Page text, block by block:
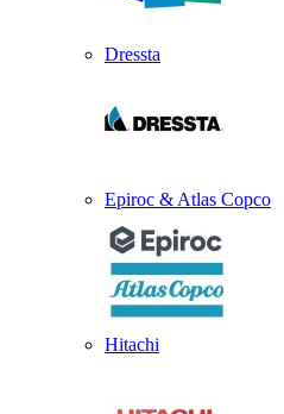
Dressta
Epiroc & Atlas Copco
Hitachi